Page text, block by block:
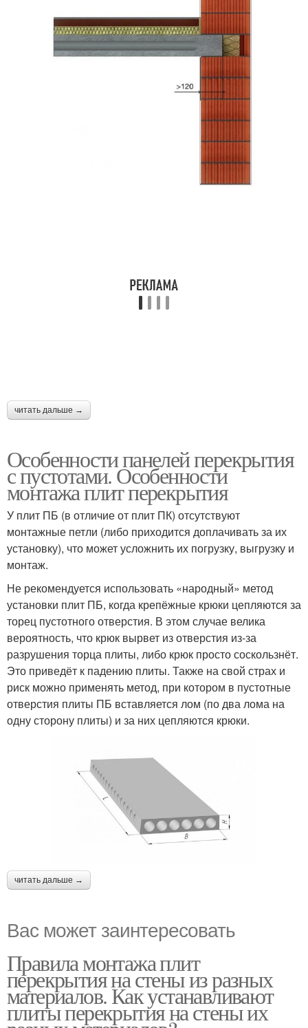
читать дальше →
Особенности панелей перекрытия
с пустотами. Особенности
монтажа плит перекрытия
У плит ПБ (в отличие от плит ПК) отсутствуют
монтажные петли (либо приходится доплачивать за их
установку), что может усложнить их погрузку, выгрузку и
монтаж.
Не рекомендуется использовать «народный» метод
установки плит ПБ, когда крепёжные крюки цепляются за
торец пустотного отверстия. В этом случае велика
вероятность, что крюк вырвет из отверстия из-за
разрушения торца плиты, либо крюк просто соскользнёт.
Это приведёт к падению плиты. Также на свой страх и
риск можно применять метод, при котором в пустотные
отверстия плиты ПБ вставляется лом (по два лома на
одну сторону плиты) и за них цепляются крюки.
читать дальше →
Вас может заинтересовать
Правила монтажа плит
перекрытия на стены из разных
материалов. Как устанавливают
плиты перекрытия на стены их